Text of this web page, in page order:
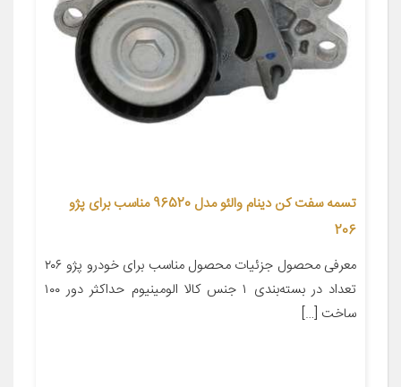
تسمه سفت کن دینام والئو مدل 96520 مناسب برای پژو
206
معرفی محصول جزئیات محصول مناسب برای خودرو پژو ۲۰۶
تعداد در بسته‌بندی ۱ جنس کالا الومینیوم حداکثر دور ۱۰۰
ساخت […]